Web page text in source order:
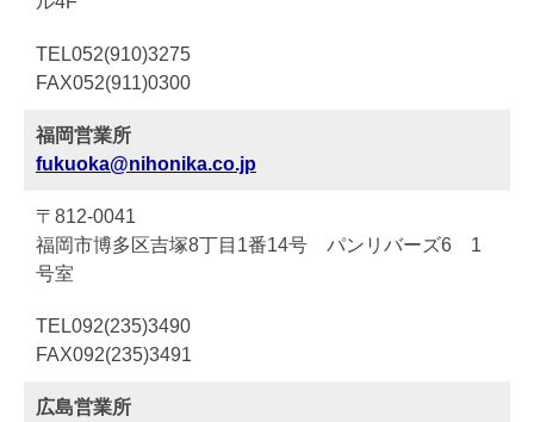
TEL052(910)3275
FAX052(911)0300
福岡営業所
fukuoka@nihonika.co.jp
〒812-0041
福岡市博多区吉塚8丁目1番14号 パンリバーズ6 1
号室
TEL092(235)3490
FAX092(235)3491
広島営業所